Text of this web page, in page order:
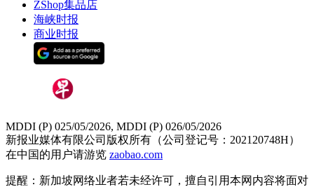
ZShop集品店
海峡时报
商业时报
MDDI (P) 025/05/2026, MDDI (P) 026/05/2026
新报业媒体有限公司版权所有（公司登记号：202120748H）
在中国的用户请游览 zaobao.com
提醒：新加坡网络业者若未经许可，擅自引用本网内容将面对